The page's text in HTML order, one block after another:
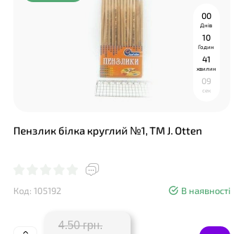
00
Днів
10
Годин
41
хвилин
08
сек
Пензлик білка круглий №1, ТМ J. Otten
Код: 105192 В наявності
4.50 грн.